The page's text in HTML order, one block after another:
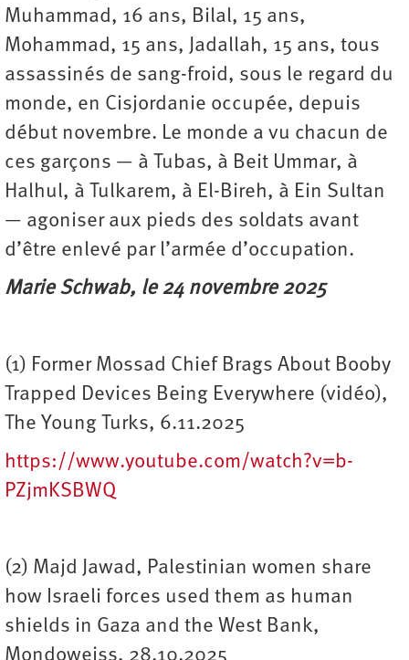
Muhammad, 16 ans, Bilal, 15 ans,
Mohammad, 15 ans, Jadallah, 15 ans, tous
assassinés de sang-froid, sous le regard du
monde, en Cisjordanie occupée, depuis
début novembre. Le monde a vu chacun de
ces garçons — à Tubas, à Beit Ummar, à
Halhul, à Tulkarem, à El-Bireh, à Ein Sultan
— agoniser aux pieds des soldats avant
d’être enlevé par l’armée d’occupation.
Marie Schwab, le 24 novembre 2025
(1) Former Mossad Chief Brags About Booby
Trapped Devices Being Everywhere (vidéo),
The Young Turks, 6.11.2025
https://www.youtube.com/watch?v=b-
PZjmKSBWQ
(2) Majd Jawad, Palestinian women share
how Israeli forces used them as human
shields in Gaza and the West Bank,